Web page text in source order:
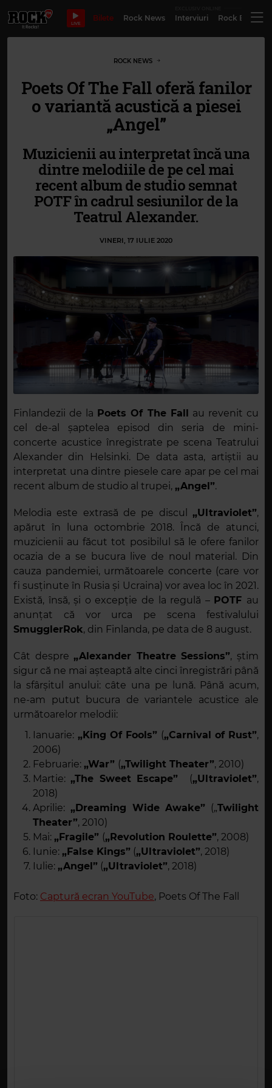
LIVE
Bilete Rock News Interviuri Rock
ROCK NEWS
Poets Of The Fall oferă fanilor
o variantă acustică a piesei
„Angel”
Muzicienii au interpretat încă una
dintre melodiile de pe cel mai
recent album de studio semnat
POTF în cadrul sesiunilor de la
Teatrul Alexander.
VINERI, 17 IULIE 2020
Finlandezii de la Poets Of The Fall
au revenit cu
cel de-al șaptelea episod din seria de mini-
concerte acustice înregistrate pe scena Teatrului
Alexander din Helsinki. De data asta, artiștii au
interpretat una dintre piesele care apar pe cel mai
recent album de studio al trupei, „Angel”.
Melodia este extrasă de pe discul „Ultraviolet”,
apărut în luna octombrie 2018. Încă de atunci,
muzicienii au făcut tot posibilul să le ofere fanilor
ocazia de a se bucura live de noul material. Din
cauza pandemiei, următoarele concerte (care vor
fi susținute în Rusia și Ucraina) vor avea loc în 2021.
Există, însă, și o excepție de la regulă – POTF au
anunțat că vor urca pe scena festivalului
SmugglerRok, din Finlanda, pe data de 8 august.
Cât despre„Alexander Theatre Sessions”, știm
sigur că ne mai așteaptă alte cinci înregistrări până
la sfârșitul anului: câte una pe lună. Până acum,
ne-am putut bucura de variantele acustice ale
următoarelor melodii:
Ianuarie: „King Of Fools” („Carnival of Rust”,
2006)
Februarie: „War” („Twilight Theater”, 2010)
Martie:„The Sweet Escape” („Ultraviolet”,
2018)
Aprilie: „Dreaming Wide Awake” („Twilight
Theater”, 2010)
Mai: „Fragile” („Revolution Roulette”, 2008)
Iunie: „False Kings” („Ultraviolet”, 2018)
Iulie: „Angel” („Ultraviolet”, 2018)
Foto: Captură ecran YouTube, Poets Of The Fall